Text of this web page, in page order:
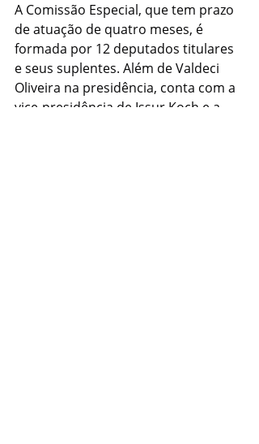
A Comissão Especial, que tem prazo
de atuação de quatro meses, é
formada por 12 deputados titulares
e seus suplentes. Além de Valdeci
Oliveira na presidência, conta com a
vice-presidência de Issur Koch e a